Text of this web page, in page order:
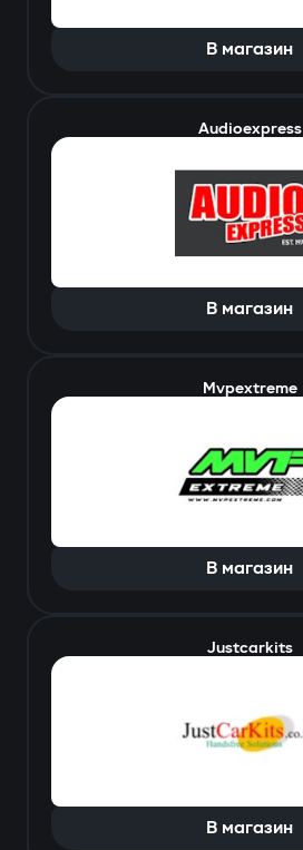
В магазин
Audioexpress
В магазин
Mvpextreme
В магазин
Justcarkits
В магазин